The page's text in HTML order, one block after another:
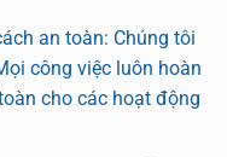
an toàn: Chúng tôi
công việc luôn hoàn
cho các hoạt động